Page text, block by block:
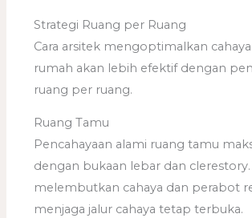
Strategi Ruang per Ruang
Cara arsitek mengoptimalkan
rumah akan lebih efektif dengan
ruang per ruang.
Ruang Tamu
Pencahayaan alami ruang tamu
dengan bukaan lebar dan clerestory.
melembutkan cahaya dan perabot
menjaga jalur cahaya tetap terbuka.